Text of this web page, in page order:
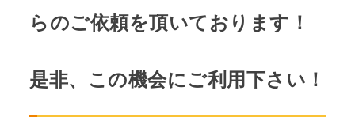
らのご依頼を頂いております！
是非、この機会にご利用下さい！